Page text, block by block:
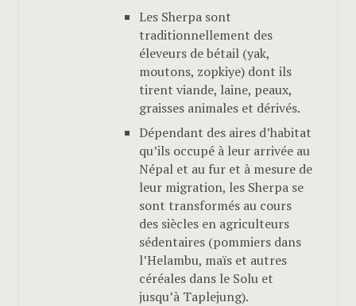
Les Sherpa sont
traditionnellement des
éleveurs de bétail (yak,
moutons, zopkiye) dont ils
tirent viande, laine, peaux,
graisses animales et dérivés.
Dépendant des aires d’habitat
qu’ils occupé à leur arrivée au
Népal et au fur et à mesure de
leur migration, les Sherpa se
sont transformés au cours
des siècles en agriculteurs
sédentaires (pommiers dans
l’Helambu, maïs et autres
céréales dans le Solu et
jusqu’à Taplejung).